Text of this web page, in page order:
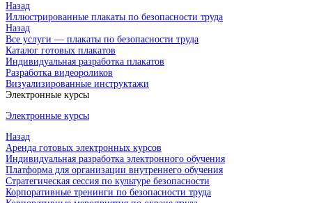
Назад
Иллюстрированные плакаты по безопасности труда
Назад
Все услуги — плакаты по безопасности труда
Каталог готовых плакатов
Индивидуальная разработка плакатов
Разработка видеороликов
Визуализированные инструктажи
Электронные курсы
Электронные курсы
Назад
Аренда готовых электронных курсов
Индивидуальная разработка электронного обучения
Платформа для организации внутреннего обучения
Стратегическая сессия по культуре безопасности
Корпоративные тренинги по безопасности труда